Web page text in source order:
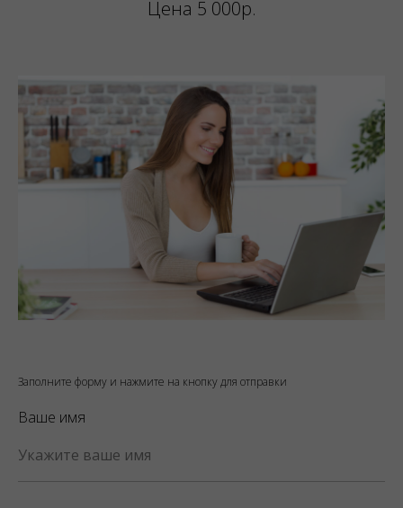
Цена 5 000р.
Заполните форму и нажмите на кнопку для отправки
Ваше имя